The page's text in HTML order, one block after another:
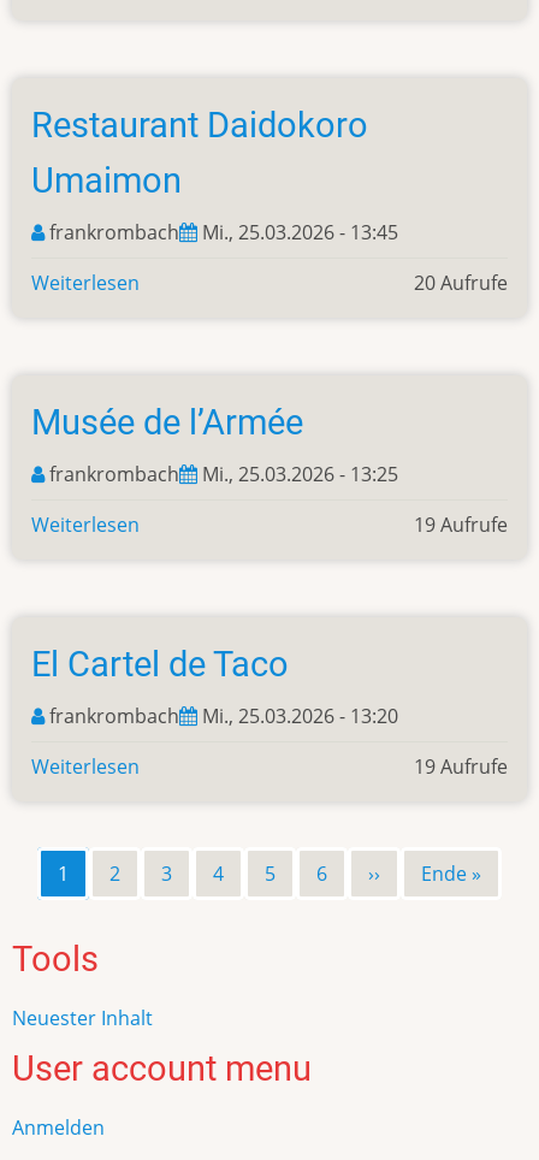
Restaurant Daidokoro
Umaimon
frankrombach
Mi., 25.03.2026 - 13:45
Weiterlesen
Umaimon
20 Aufrufe
Musée de l’Armée
frankrombach
Mi., 25.03.2026 - 13:25
Weiterlesen
l’Armée
19 Aufrufe
El Cartel de Taco
frankrombach
Mi., 25.03.2026 - 13:20
Weiterlesen
de
Taco
19 Aufrufe
Seitennummerierung
Page
1 Page
2 Page
3 Page
4 Page
5 Page
6
Nächste
Seite
››
Letzte
Seite
Ende »
Tools
Neuester Inhalt
User account menu
Anmelden